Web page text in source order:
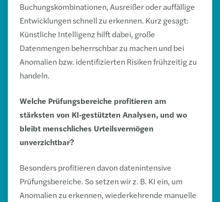
Buchungskombinationen, Ausreißer oder auffällige
Entwicklungen schnell zu erkennen. Kurz gesagt:
Künstliche Intelligenz hilft dabei, große
Datenmengen beherrschbar zu machen und bei
Anomalien bzw. identifizierten Risiken frühzeitig zu
handeln.
Welche Prüfungsbereiche profitieren am
stärksten von KI‑gestützten Analysen, und wo
bleibt menschliches Urteilsvermögen
unverzichtbar?
Besonders profitieren davon datenintensive
Prüfungsbereiche. So setzen wir z. B. KI ein, um
Anomalien zu erkennen, wiederkehrende manuelle